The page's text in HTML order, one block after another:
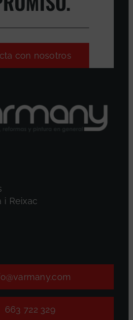
con nosotros
i Reixac
663 722 329